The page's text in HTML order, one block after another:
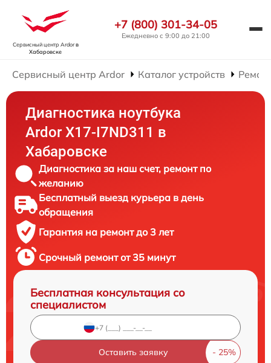
Сервисный центр Ardorв
Хабаровске
+7 (800) 301-34-05
Ежедневно с 9:00 до 21:00
Сервисный центр Ardor Каталог устройств
Диагностика ноутбука
Ardor X17-I7ND311 в
Хабаровске
Диагностика за наш счет, ремонт по
желанию
Бесплатный выезд курьера в день
обращения
Гарантия на ремонт до 3 лет
Срочный ремонт от 35 минут
Бесплатная консультация со
специалистом
Оставить заявку